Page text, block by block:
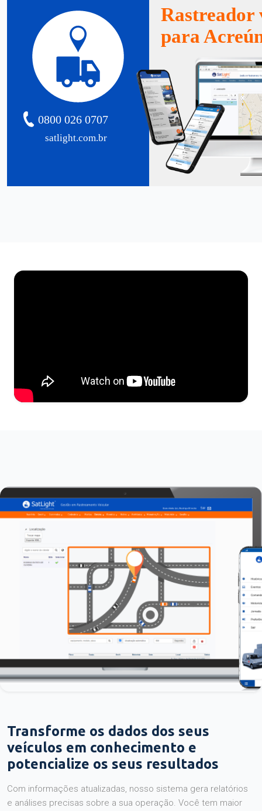
satlight.com.br
0800 026 0707
Rastreador
para
Transforme os dados dos seus
veículos em conhecimento e
potencialize os seus resultados
Com informações atualizadas, nosso sistema gera relatórios
e análises precisas sobre a sua operação. Você tem maior